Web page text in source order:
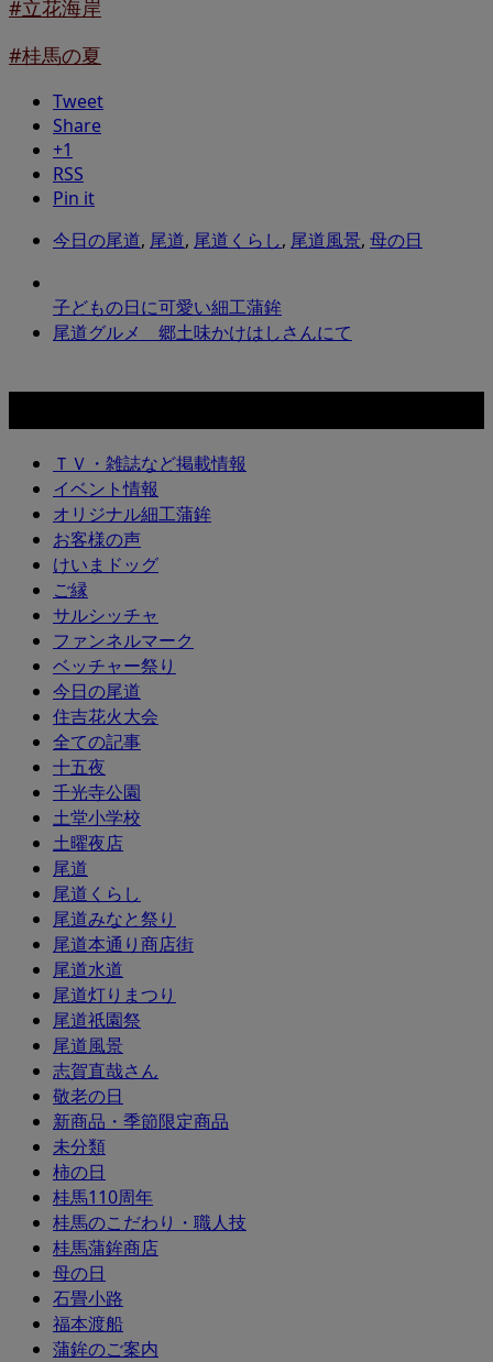
#立花海岸
#桂馬の夏
Tweet
Share
+1
RSS
Pin it
今日の尾道, 尾道, 尾道くらし, 尾道風景, 母の日
子どもの日に可愛い細工蒲鉾
尾道グルメ 郷土味かけはしさんにて
ＴＶ・雑誌など掲載情報
イベント情報
オリジナル細工蒲鉾
お客様の声
けいまドッグ
ご縁
サルシッチャ
ファンネルマーク
ベッチャー祭り
今日の尾道
住吉花火大会
全ての記事
十五夜
千光寺公園
土堂小学校
土曜夜店
尾道
尾道くらし
尾道みなと祭り
尾道本通り商店街
尾道水道
尾道灯りまつり
尾道祇園祭
尾道風景
志賀直哉さん
敬老の日
新商品・季節限定商品
未分類
柿の日
桂馬110周年
桂馬のこだわり・職人技
桂馬蒲鉾商店
母の日
石畳小路
福本渡船
蒲鉾のご案内